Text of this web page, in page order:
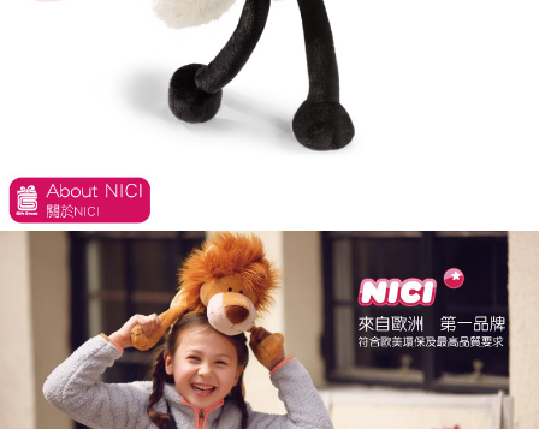
易，需依本服務之必要範圍內提供個人資料，並將交易相關給付款項請求債
權轉讓予恩沛科技股份有限公司。
２．關於個人資料處理事宜，請瀏覽以下網址：
https://aftee.tw/terms/#terms3
３．未成年的使用者請事先徵得法定代理人或監護人之同意方可使用
「AFTEE先享後付」，若未經同意申辦者引起之損失，本公司不負相關責
時審查核予不同之上限額度；若仍有額度不足之情形，本公司將視審查結果
請求用戶進行身份認證。
５．嚴禁一人註冊多個帳號或使用他人資訊註冊。若發現惡意使用之情形，
恩沛科技股份有限公司將有權停止該用戶之使用額度並採取法律行動。